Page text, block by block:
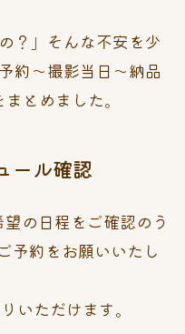
？」 そんな不安を少
約～撮影当日～納品
とめました。
ール確認
の日程をご確認のう
予約をお願いいたし
いただけます。